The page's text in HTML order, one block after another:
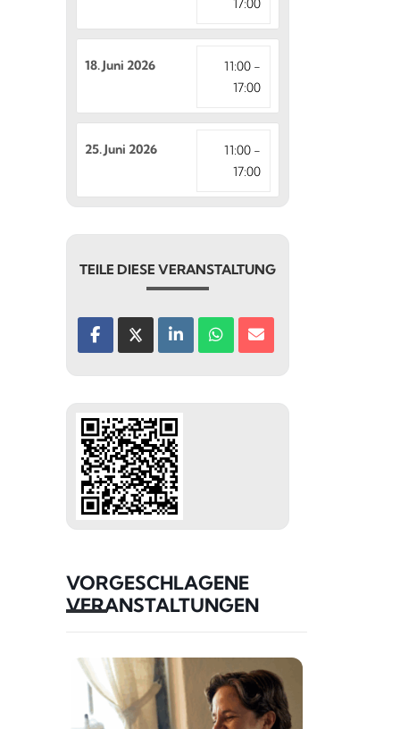
17:00
18. Juni 2026
11:00 -
17:00
25. Juni 2026
11:00 -
17:00
TEILE DIESE VERANSTALTUNG
VORGESCHLAGENE
VERANSTALTUNGEN